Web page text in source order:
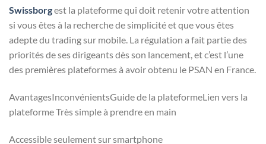
Swissborgest la plateforme qui doit retenir votre attention
si vous êtes à la recherche de simplicité et que vous êtes
adepte du trading sur mobile. La régulation a fait partie des
priorités de ses dirigeants dès son lancement, et c’est l’une
des premières plateformes à avoir obtenu le PSAN en France.
AvantagesInconvénientsGuide de la plateformeLien vers la
plateforme Très simple à prendre en main
Accessible seulement sur smartphone